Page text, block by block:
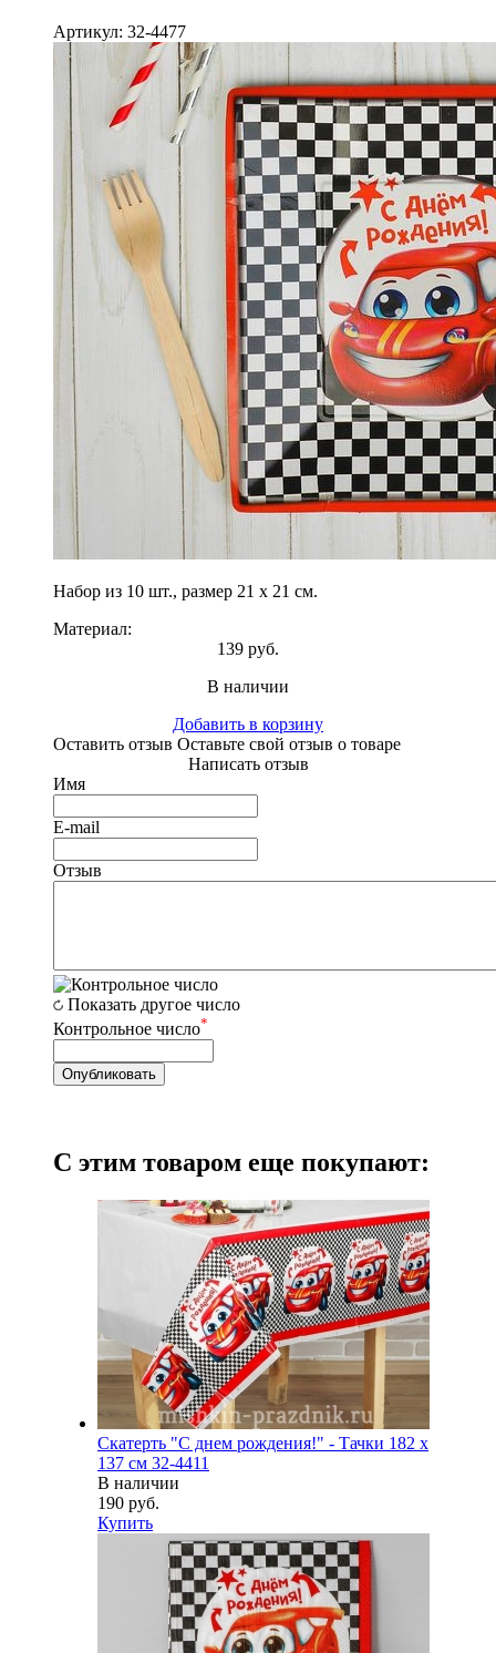
Артикул: 32-4477
Набор из 10 шт., размер 21 х 21 см.
Материал:
139 руб.
В наличии
Добавить в корзину
Оставить отзыв Оставьте свой отзыв о товаре
Написать отзыв
Имя
E-mail
Отзыв
Показать другое число
Контрольное число*
С этим товаром еще покупают:
Скатерть "С днем рождения!" - Тачки 182 х
137 см 32-4411
В наличии
190 руб.
Купить